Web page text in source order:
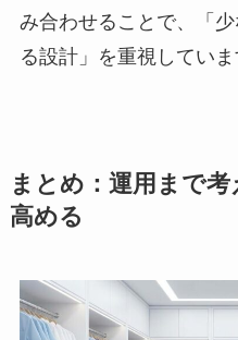
み合わせることで、「
る設計」を重視していま
まとめ：運用まで
高める